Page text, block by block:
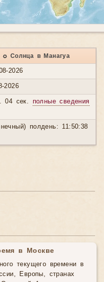
☼ Солнца в Манагуа
2026
2026
04 сек. полные сведения
полдень: 11:50:38
в Москве
текущего времени в
Европы, странах